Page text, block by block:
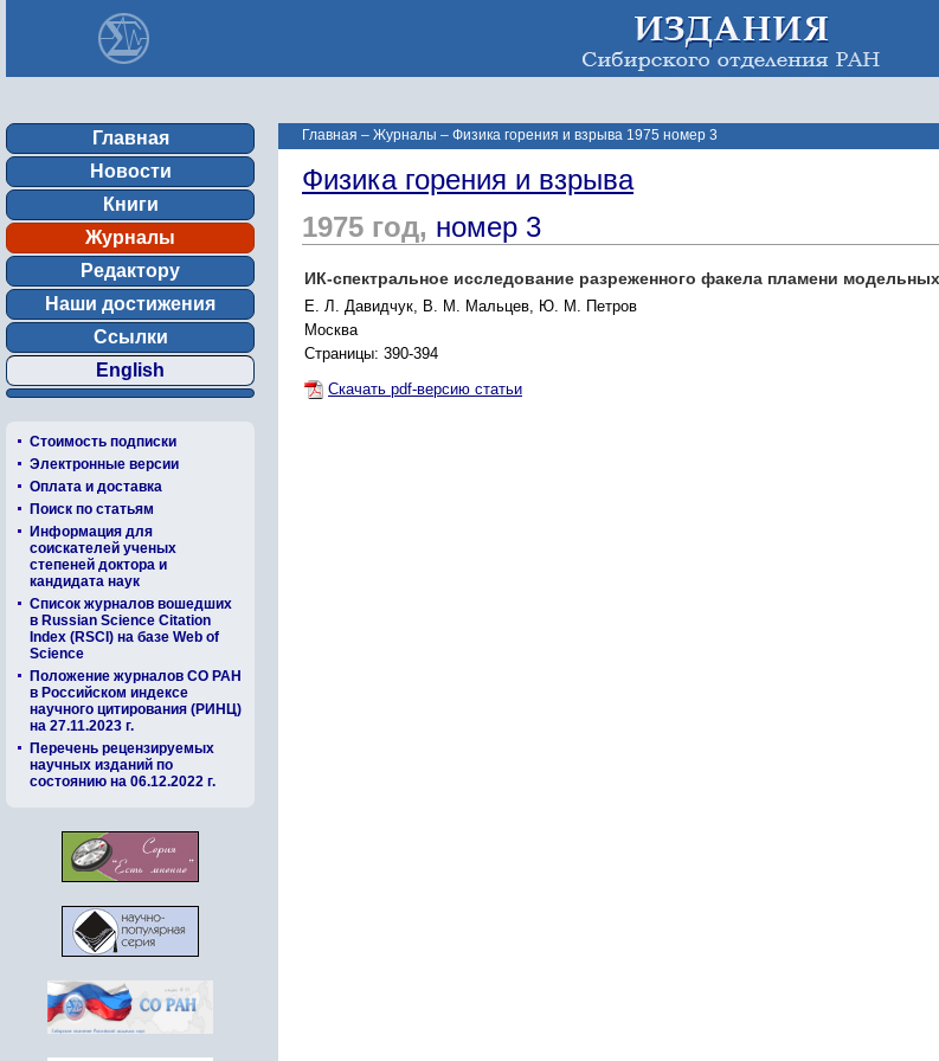
Главная
Новости
Книги
Журналы
Редактору
Наши достижения
Ссылки
English
Стоимость подписки
Электронные версии
Оплата и доставка
Поиск по статьям
Информация для
соискателей ученых
степеней доктора и
кандидата наук
Список журналов вошедших
в Russian Science Citation
Index (RSCI) на базе Web of
Science
Положение журналов СО РАН
в Российском индексе
научного цитирования (РИНЦ)
на 27.11.2023 г.
Перечень рецензируемых
научных изданий по
состоянию на 06.12.2022 г.
Главная – Журналы – Физика горения и взрыва 1975 номер 3
Физика горения и взрыва
1975 год, номер 3
ИК-спектральное исследование разреженного факела пламени
Е. Л. Давидчук, В. М. Мальцев, Ю. М. Петров
Москва
Страницы: 390-394
Скачать pdf-версию статьи